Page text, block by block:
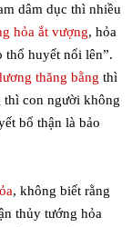
dâm dục thì nhiều
hỏa ắt vượng, hỏa
thổ huyết nổi lên”.
thăng bằng thì
thì con người không
bổ thận là bảo
, không biết rằng
thủy tướng hỏa